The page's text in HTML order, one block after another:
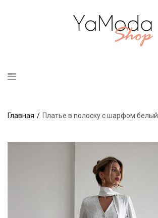
Главная Платье в полоску с шарфом белый